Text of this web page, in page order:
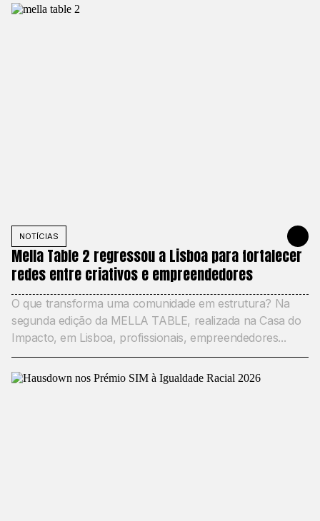
NOTÍCIAS 21 DE
Mella Table 2 regressou a Lisboa para fortalecer
redes entre criativos e empreendedores
O que transforma uma comunidade em estrutura? Na
segunda edição da MELLA TABLE, realizada na Casa do
Impacto, em Lisboa, profissionais, empreendedores...